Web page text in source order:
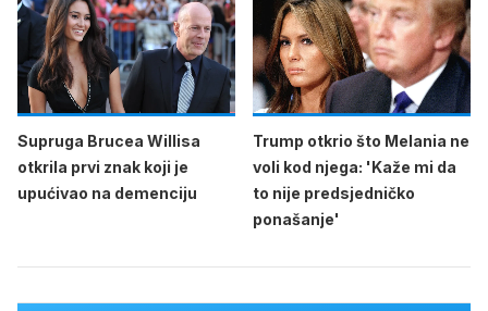
Supruga Brucea Willisa
otkrila prvi znak koji je
upućivao na demenciju
Trump otkrio što Melania ne
voli kod njega: 'Kaže mi da
to nije predsjedničko
ponašanje'